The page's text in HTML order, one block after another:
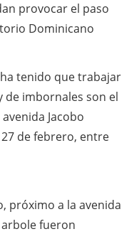
provocar el paso
Dominicano
tenido que trabajar
de imbornales son el
Jacobo
de febrero, entre
próximo a la avenida
fueron